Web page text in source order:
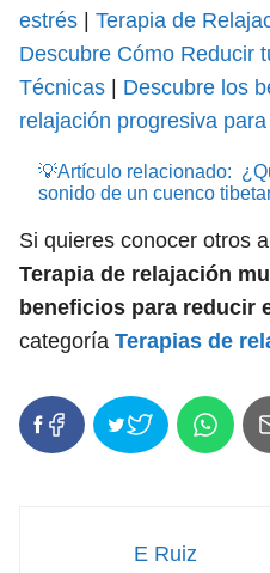
estrés
Terapia de
Descubre Cómo Reducir
Técnicas
Descubre los
relajación progresiva
💡Artículo relacionado:
sonido de un cuenco
Si quieres conocer otros
Terapia de relajación
beneficios para reducir
categoría Terapias de
E Ruiz